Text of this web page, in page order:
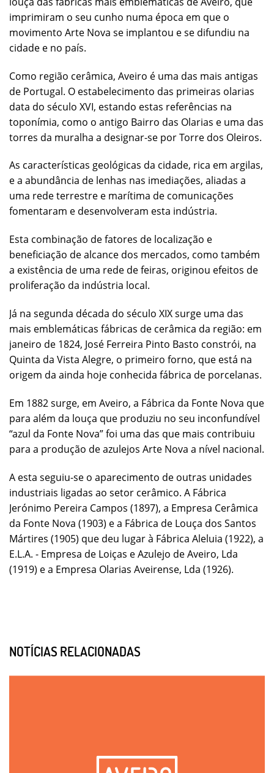
imprimiram o seu cunho numa época em que o
movimento Arte Nova se implantou e se difundiu na
cidade e no país.
Como região cerâmica, Aveiro é uma das mais antigas
de Portugal. O estabelecimento das primeiras olarias
data do século XVI, estando estas referências na
toponímia, como o antigo Bairro das Olarias e uma das
torres da muralha a designar-se por Torre dos Oleiros.
As características geológicas da cidade, rica em argilas,
e a abundância de lenhas nas imediações, aliadas a
uma rede terrestre e marítima de comunicações
fomentaram e desenvolveram esta indústria.
Esta combinação de fatores de localização e
beneficiação de alcance dos mercados, como também
a existência de uma rede de feiras, originou efeitos de
proliferação da indústria local.
Já na segunda década do século XIX surge uma das
mais emblemáticas fábricas de cerâmica da região: em
janeiro de 1824, José Ferreira Pinto Basto constrói, na
Quinta da Vista Alegre, o primeiro forno, que está na
origem da ainda hoje conhecida fábrica de porcelanas.
Em 1882 surge, em Aveiro, a Fábrica da Fonte Nova que
para além da louça que produziu no seu inconfundível
“azul da Fonte Nova” foi uma das que mais contribuiu
para a produção de azulejos Arte Nova a nível nacional.
A esta seguiu-se o aparecimento de outras unidades
industriais ligadas ao setor cerâmico. A Fábrica
Jerónimo Pereira Campos (1897), a Empresa Cerâmica
da Fonte Nova (1903) e a Fábrica de Louça dos Santos
Mártires (1905) que deu lugar à Fábrica Aleluia (1922), a
E.L.A. - Empresa de Loiças e Azulejo de Aveiro, Lda
(1919) e a Empresa Olarias Aveirense, Lda (1926).
NOTÍCIAS RELACIONADAS